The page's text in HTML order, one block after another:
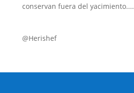
conservan fuera del yacimiento....
@Herishef